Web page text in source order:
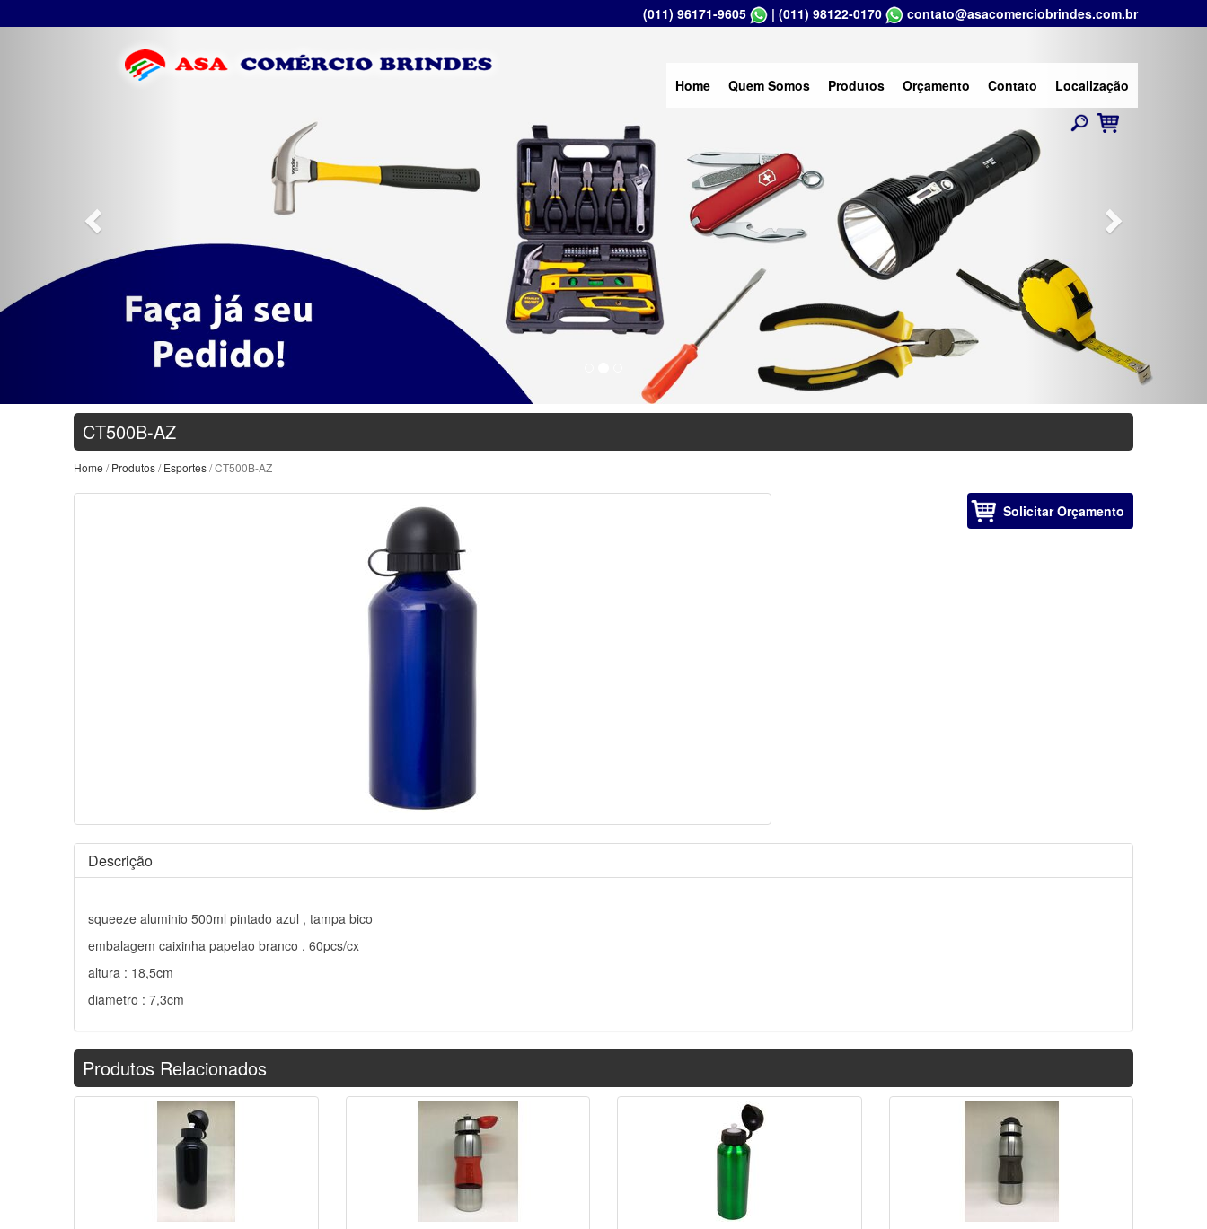
(011) 96171-9605 | (011) 98122-0170 contato@asacomerciobrindes.com.br
Home Quem Somos Produtos Orçamento Contato Localização
CT500B-AZ
Home /Produtos/Esportes/ CT500B-AZ
Solicitar Orçamento
Descrição
squeeze aluminio 500ml pintado azul , tampa bico
embalagem caixinha papelao branco , 60pcs/cx
altura : 18,5cm
diametro : 7,3cm
Produtos Relacionados